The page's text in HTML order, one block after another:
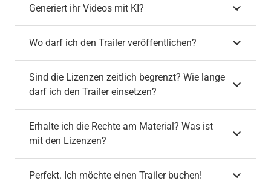
Generiert ihr Videos mit KI?
Wo darf ich den Trailer veröffentlichen?
Sind die Lizenzen zeitlich begrenzt? Wie lange
darf ich den Trailer einsetzen?
Erhalte ich die Rechte am Material? Was ist
mit den Lizenzen?
Perfekt. Ich möchte einen Trailer buchen!